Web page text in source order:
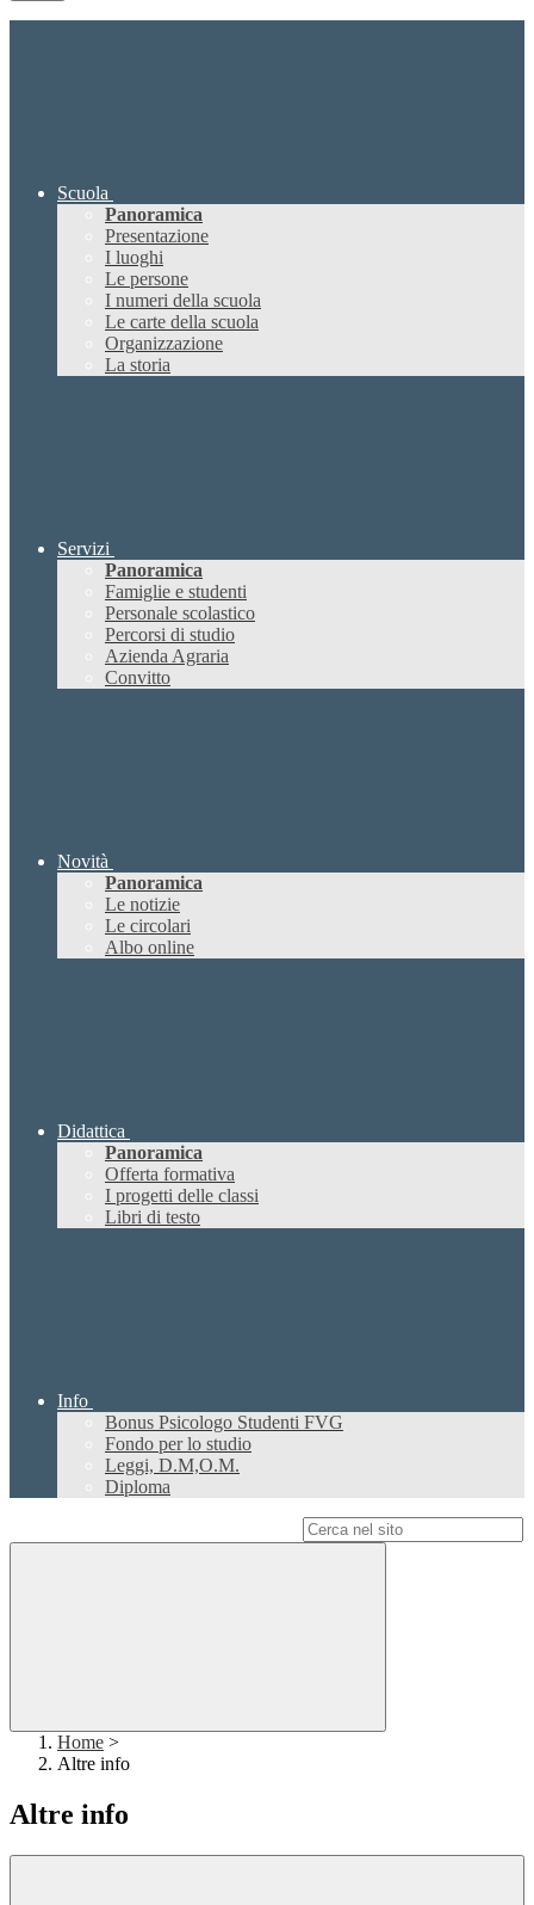
Scuola
Panoramica
Presentazione
I luoghi
Le persone
I numeri della scuola
Le carte della scuola
Organizzazione
La storia
Servizi
Panoramica
Famiglie e studenti
Personale scolastico
Percorsi di studio
Azienda Agraria
Convitto
Novità
Panoramica
Le notizie
Le circolari
Albo online
Didattica
Panoramica
Offerta formativa
I progetti delle classi
Libri di testo
Info
Bonus Psicologo Studenti FVG
Fondo per lo studio
Leggi, D.M,O.M.
Diploma
Home >
Altre info
Altre info